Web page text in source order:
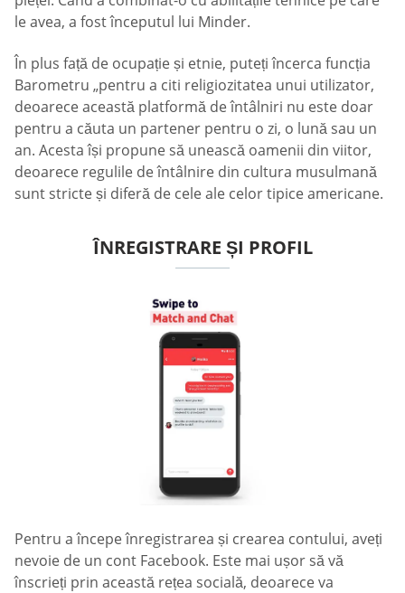
le avea, a fost începutul lui Minder.
În plus față de ocupație și etnie, puteți încerca funcția
Barometru „pentru a citi religiozitatea unui utilizator,
deoarece această platformă de întâlniri nu este doar
pentru a căuta un partener pentru o zi, o lună sau un
an. Acesta își propune să unească oamenii din viitor,
deoarece regulile de întâlnire din cultura musulmană
sunt stricte și diferă de cele ale celor tipice americane.
ÎNREGISTRARE ȘI PROFIL
Pentru a începe înregistrarea și crearea contului, aveți
nevoie de un cont Facebook. Este mai ușor să vă
înscrieți prin această rețea socială, deoarece va